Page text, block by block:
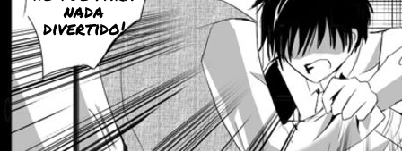
nada
divertido!